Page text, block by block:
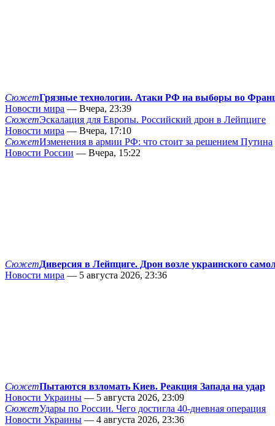
СюжетГрязные технологии. Атаки РФ на выборы во
Новости мира — Вчера, 23:39
СюжетЭскалация для Европы. Российский дрон в Лейпциге
Новости мира — Вчера, 17:10
СюжетИзменения в армии РФ: что стоит за решением Путина
Новости России — Вчера, 15:22
СюжетДиверсия в Лейпциге. Дрон возле украинского
Новости мира — 5 августа 2026, 23:36
СюжетПытаются взломать Киев. Реакция Запада на удар
Новости Украины — 5 августа 2026, 23:09
СюжетУдары по России. Чего достигла 40-дневная операция
Новости Украины — 4 августа 2026, 23:36